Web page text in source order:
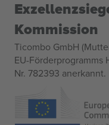
Kommission
Ticombo GmbH
EU-
Nr. 782393 anerkannt.